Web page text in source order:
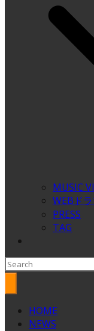
MUSIC
WEBド
PRESS
TAG
HOME
NEWS